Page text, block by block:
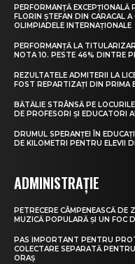
PERFORMANȚĂ EXCEPȚIONALĂ
FLORIN ȘTEFAN DIN CARACAL
OLIMPIADELE INTERNAȚIONALE
PERFORMANȚĂ LA
NOTA 10. PESTE 46% DINTRE
REZULTATELE ADMITERII LA
FOST REPARTIZAȚI DIN PRIMA
BĂTĂLIE STRÂNSĂ PE
DE PROFESORI ȘI EDUCATORI
DRUMUL SPERANȚEI ÎN
DE KILOMETRI PENTRU ELEVII
ADMINISTRAȚIE
PETRECERE CÂMPENEASCĂ DE
MUZICĂ POPULARĂ ȘI UN FOC
PAS IMPORTANT PENTRU
COLECTARE SEPARATĂ
ORAȘ